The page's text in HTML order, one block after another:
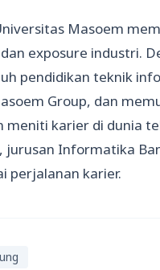
Masoem
exposure industri.
pendidikan teknik
Group, dan
meniti karier di dunia
Informatika
perjalanan karier.